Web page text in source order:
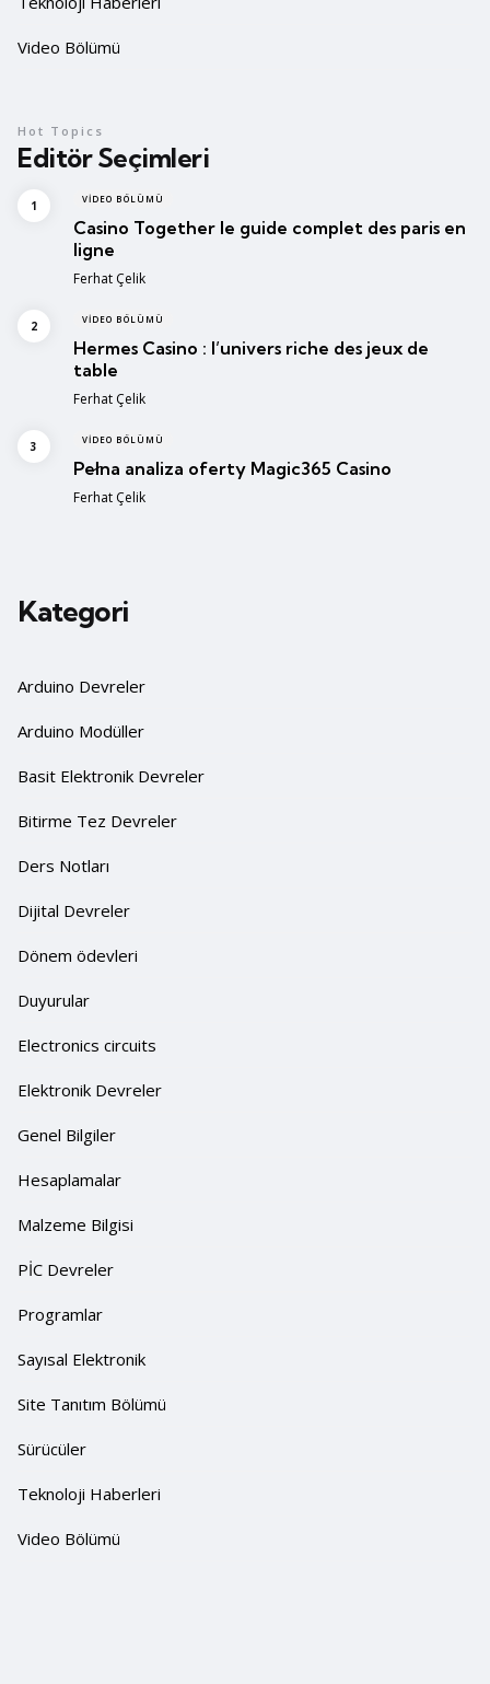
Video Bölümü
Editör Seçimleri
Hot Topics
VIDEO BÖLÜMÜ
Casino Together le guide complet des paris en
ligne
Posted
Ferhat Çelik
VIDEO BÖLÜMÜ
Hermes Casino : l’univers riche des jeux de
table
Posted
Ferhat Çelik
VIDEO BÖLÜMÜ
Pełna analiza oferty Magic365 Casino
Posted
Ferhat Çelik
Kategori
Arduino Devreler
Arduino Modüller
Basit Elektronik Devreler
Bitirme Tez Devreler
Ders Notları
Dijital Devreler
Dönem ödevleri
Duyurular
Electronics circuits
Elektronik Devreler
Genel Bilgiler
Hesaplamalar
Malzeme Bilgisi
PİC Devreler
Programlar
Sayısal Elektronik
Site Tanıtım Bölümü
Sürücüler
Teknoloji Haberleri
Video Bölümü